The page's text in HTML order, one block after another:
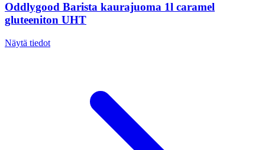
Oddlygood Barista kaurajuoma 1l caramel
gluteeniton UHT
Näytä tiedot